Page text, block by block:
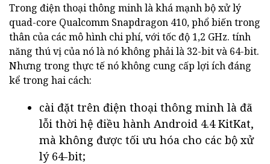
Trong điện thoại thông minh là khá mạnh bộ xử lý
quad-core Qualcomm Snapdragon 410, phổ biến trong
thân của các mô hình chi phí, với tốc độ 1,2 GHz. tính
năng thú vị của nó là nó không phải là 32-bit và 64-bit.
Nhưng trong thực tế nó không cung cấp lợi ích đáng
kể trong hai cách:
cài đặt trên điện thoại thông minh là đã
lỗi thời hệ điều hành Android 4.4 KitKat,
mà không được tối ưu hóa cho các bộ xử
lý 64-bit;